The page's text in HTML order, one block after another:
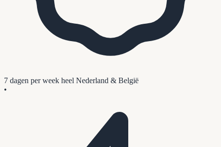
7 dagen per week heel Nederland & België
•